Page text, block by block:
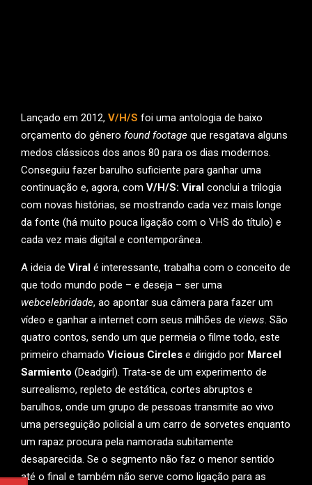
Lançado em 2012, V/H/S foi uma antologia de baixo
orçamento do gênero found footage que resgatava alguns
medos clássicos dos anos 80 para os dias modernos.
Conseguiu fazer barulho suficiente para ganhar uma
continuação e, agora, com V/H/S: Viral conclui a trilogia
com novas histórias, se mostrando cada vez mais longe
da fonte (há muito pouca ligação com o VHS do título) e
cada vez mais digital e contemporânea.
A ideia de Viral é interessante, trabalha com o conceito de
que todo mundo pode – e deseja – ser uma
webcelebridade, ao apontar sua câmera para fazer um
vídeo e ganhar a internet com seus milhões de views. São
quatro contos, sendo um que permeia o filme todo, este
primeiro chamado Vicious Circles e dirigido por Marcel
Sarmiento (Deadgirl). Trata-se de um experimento de
surrealismo, repleto de estática, cortes abruptos e
barulhos, onde um grupo de pessoas transmite ao vivo
uma perseguição policial a um carro de sorvetes enquanto
um rapaz procura pela namorada subitamente
desaparecida. Se o segmento não faz o menor sentido
até o final e também não serve como ligação para as